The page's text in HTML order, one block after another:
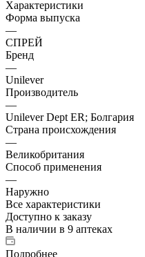
Характеристики
Форма выпуска
—
СПРЕЙ
Бренд
—
Unilever
Производитель
—
Unilever Dept ER; Болгария
Страна происхождения
—
Великобритания
Способ применения
—
Наружно
Все характеристики
Доступно к заказу
В наличии в 9 аптеках
Подробнее